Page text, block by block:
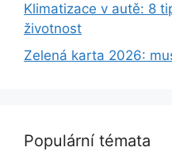
Klimatizace v autě: 8
životnost
Zelená karta 2026:
Populární témata